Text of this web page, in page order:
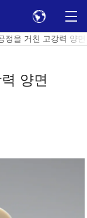
정을 거친 고강력 양
양면